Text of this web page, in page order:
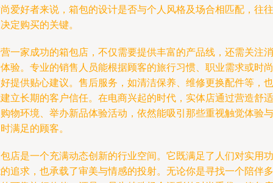
爱好者来说，箱包的设计是否与个人风格及场合相匹配，往往
定购买的关键。
一家成功的箱包店，不仅需要提供丰富的产品线，还需关注消
验。专业的销售人员能根据顾客的旅行习惯、职业需求或时尚
提供贴心建议。售后服务，如清洁保养、维修更换配件等，也
立长期的客户信任。在电商兴起的时代，实体店通过营造舒适
物环境、举办新品体验活动，依然能吸引那些重视触觉体验与
满足的顾客。
店是一个充满动态创新的行业空间。它既满足了人们对实用功
追求，也承载了审美与情感的投射。无论你是寻找一个陪伴多